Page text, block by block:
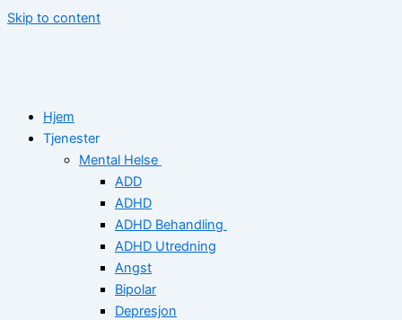
Skip to content
Hjem
Tjenester
Mental Helse
ADD
ADHD
ADHD Behandling
ADHD Utredning
Angst
Bipolar
Depresjon